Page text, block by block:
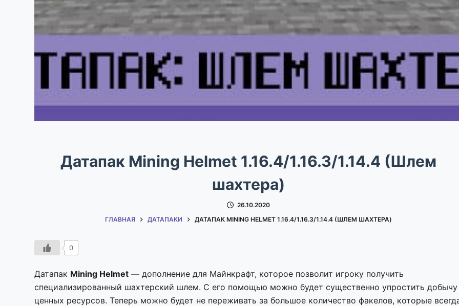
Датапак Mining Helmet 1.16.4/1.16.3/1.14.4 (Шлем
шахтера)
26.10.2020
ГЛАВНАЯ
ДАТАПАКИ ДАТАПАК MINING HELMET 1.16.4/1.16.3/1.14.4 (ШЛЕМ ШАХТЕРА)
0
Датапак Mining Helmet — дополнение для Майнкрафт, которое позволит игроку получить
специализированный шахтерский шлем. С его помощью можно будет существенно упростить добычу
ценных ресурсов. Теперь можно будет не переживать за большое количество факелов, которые